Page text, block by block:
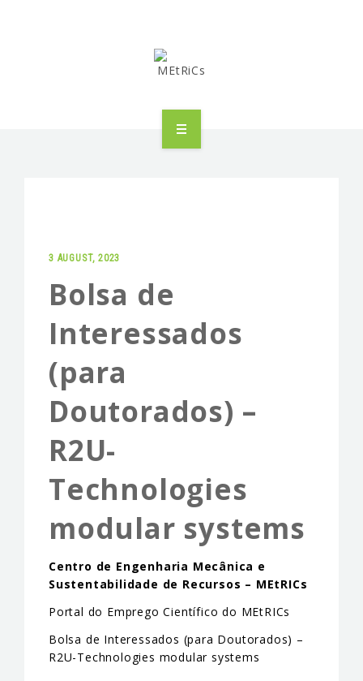
INDUSTRIAL PARTNERSHIP
ADVANCED TRAINING
EVENTS & NEWS
3 AUGUST, 2023
Bolsa de
Interessados
(para
Doutorados) –
R2U-
Technologies
modular systems
Centro de Engenharia Mecânica e
Sustentabilidade de Recursos – MEtRICs
Portal do Emprego Científico do MEtRICs
Bolsa de Interessados (para Doutorados) –
R2U-Technologies modular systems